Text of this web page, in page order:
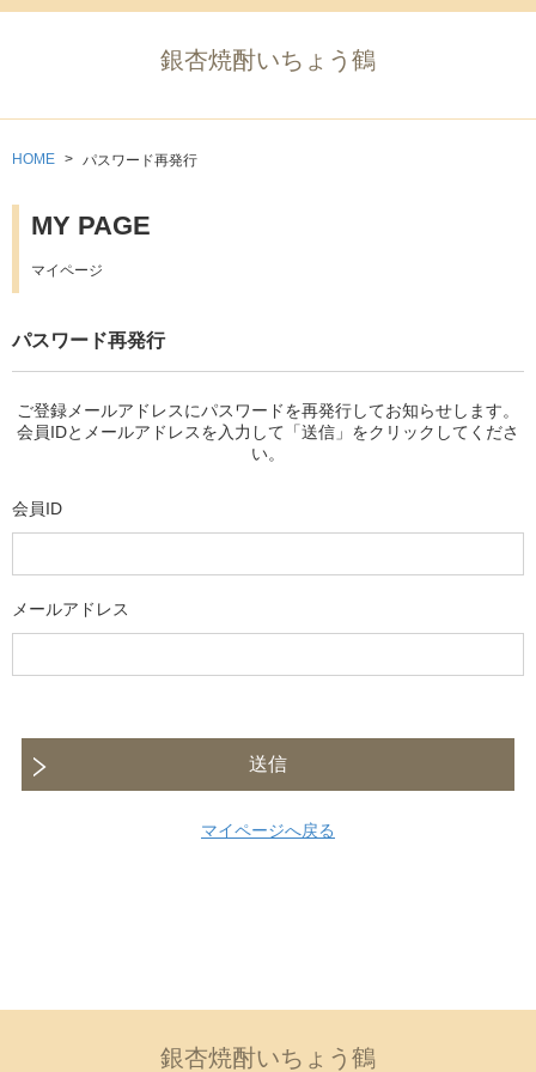
銀杏焼酎いちょう鶴
HOME パスワード再発行
MY PAGE
マイページ
パスワード再発行
ご登録メールアドレスにパスワードを再発行してお知らせします。
会員IDとメールアドレスを入力して「送信」をクリックしてくださ
い。
会員ID
メールアドレス
送信
マイページへ戻る
銀杏焼酎いちょう鶴